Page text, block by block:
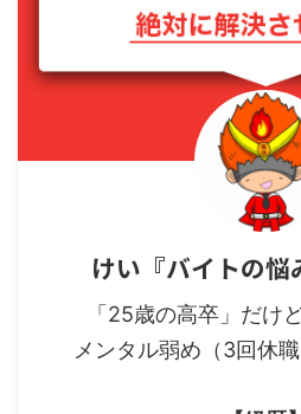
けい『バイトの悩
「25歳の高卒」だけ
メンタル弱め（3回休職